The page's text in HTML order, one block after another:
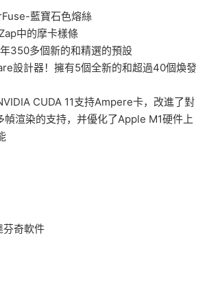
藍寶石色熔絲
中的摩卡樣條
350多個新的和精選的預設
設計器！擁有5個全新的和超過40個煥發
CUDA 11支持Ampere卡，改進了對
渲染的支持，并優化了Apple M1硬件上
奇軟件